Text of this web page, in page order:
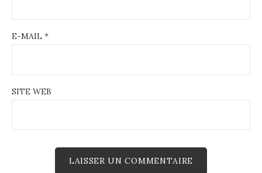
E-MAIL *
SITE WEB